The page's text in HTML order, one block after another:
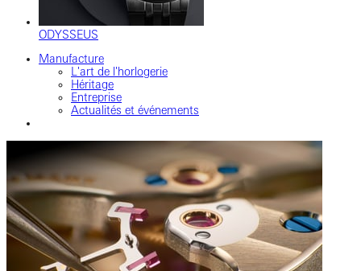
ODYSSEUS
Manufacture
L'art de l'horlogerie
Héritage
Entreprise
Actualités et événements